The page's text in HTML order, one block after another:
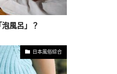
風呂」？
日本風俗綜合